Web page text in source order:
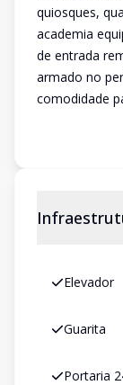
quiosques,
academia
de entrada
armado no
comodidade
Elevador
Guarita
Portaria